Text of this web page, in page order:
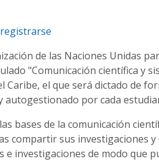
de las Naciones Unidas
"Comunicación científica y
Caribe, el que será dictado de
autogestionado por cada
bases de la comunicación
compartir sus investigaciones
e investigaciones de modo que